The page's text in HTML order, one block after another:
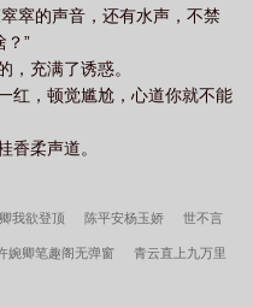
窣的声音，还有水声，不禁
？”
，充满了诱惑。
红，顿觉尴尬，心道你就不能
香柔声道。
我欲登顶 陈平安杨玉娇 世不言
婉卿笔趣阁无弹窗 青云直上九万里